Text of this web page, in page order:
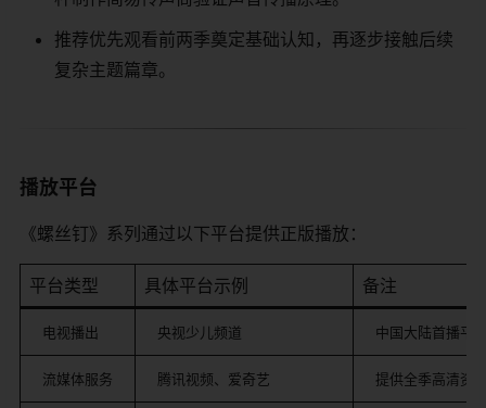
推荐优先观看前两季奠定基础认知，再逐步接触后续
复杂主题篇章。
播放平台
《螺丝钉》系列通过以下平台提供正版播放：
平台类型 具体平台示例 备注
电视播出 央视少儿频道 中国大陆首播平
流媒体服务 腾讯视频、爱奇艺 提供全季高清资